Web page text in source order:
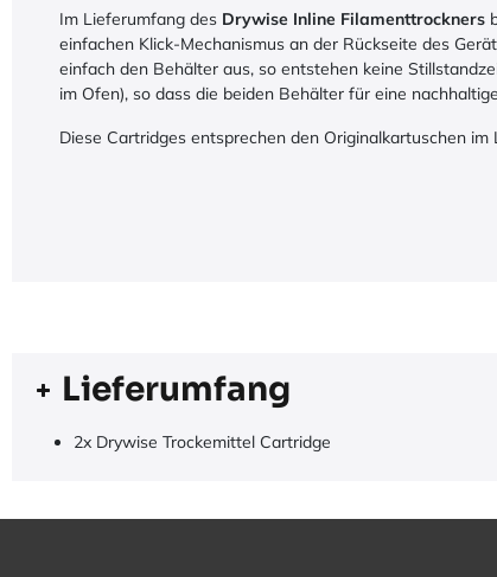
Im Lieferumfang des Drywise Inline Filamenttrockners
einfachen Klick-Mechanismus an der Rückseite des
einfach den Behälter aus, so entstehen keine
im Ofen), so dass die beiden Behälter für eine
Diese Cartridges entsprechen den Originalkartuschen
Lieferumfang
2x Drywise Trockemittel Cartridge